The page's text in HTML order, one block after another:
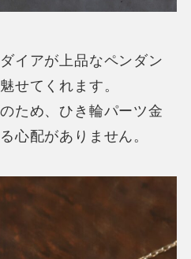
イアが上品なペンダン
せてくれます。
ため、ひき輪パーツ金
心配がありません。